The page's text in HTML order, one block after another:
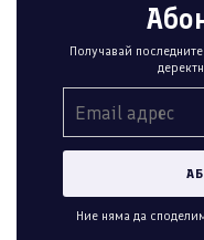
Получавай
Ние няма да